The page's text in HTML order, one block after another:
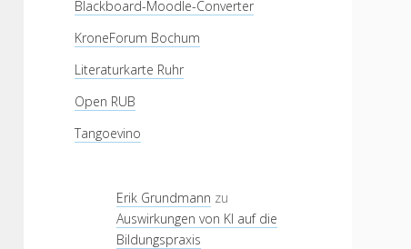
Blackboard-Moodle-Converter
KroneForum Bochum
Literaturkarte Ruhr
Open RUB
Tangoevino
Erik Grundmann zu
Auswirkungen von KI auf die
Bildungspraxis